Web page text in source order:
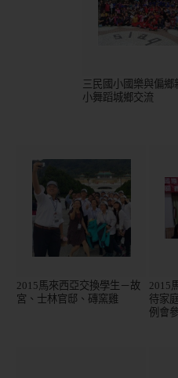
三民國小國樂與偏鄉
小舞蹈城鄉交流
2015馬來西亞交換學生－故
宮、士林官邸、磚窯雞
2015
待家
例會